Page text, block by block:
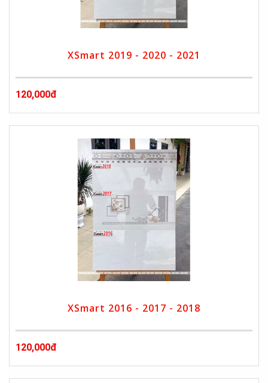
XSmart 2019 - 2020 - 2021
120,000đ
XSmart 2016 - 2017 - 2018
120,000đ